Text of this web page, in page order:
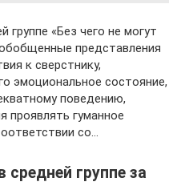
группе «Без чего не могут
представления
к сверстнику,
эмоциональное состояние,
поведению,
проявлять гуманное
со…
средней группе за